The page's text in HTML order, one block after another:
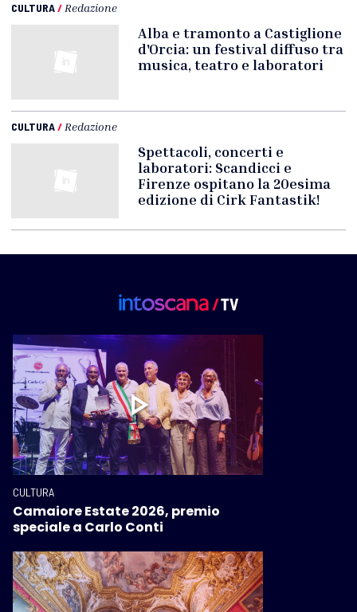
CULTURA/ Redazione
Alba e tramonto a Castiglione
d'Orcia: un festival diffuso tra
musica, teatro e laboratori
CULTURA/ Redazione
Spettacoli, concerti e
laboratori: Scandicci e
Firenze ospitano la 20esima
edizione di Cirk Fantastik!
CULTURA
Camaiore Estate 2026, premio
speciale a Carlo Conti